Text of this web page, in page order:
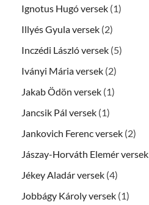
Ignotus Hugó versek (1)
Illyés Gyula versek (2)
Inczédi László versek (5)
Iványi Mária versek (2)
Jakab Ödön versek (1)
Jancsik Pál versek (1)
Jankovich Ferenc versek (2)
Jászay-Horváth Elemér versek
Jékey Aladár versek (4)
Jobbágy Károly versek (1)